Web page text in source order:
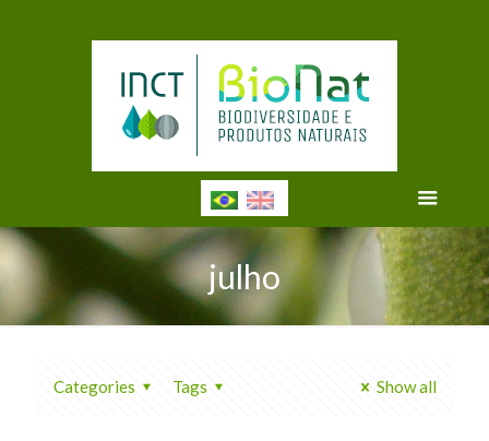
julho
Categories Tags Show all